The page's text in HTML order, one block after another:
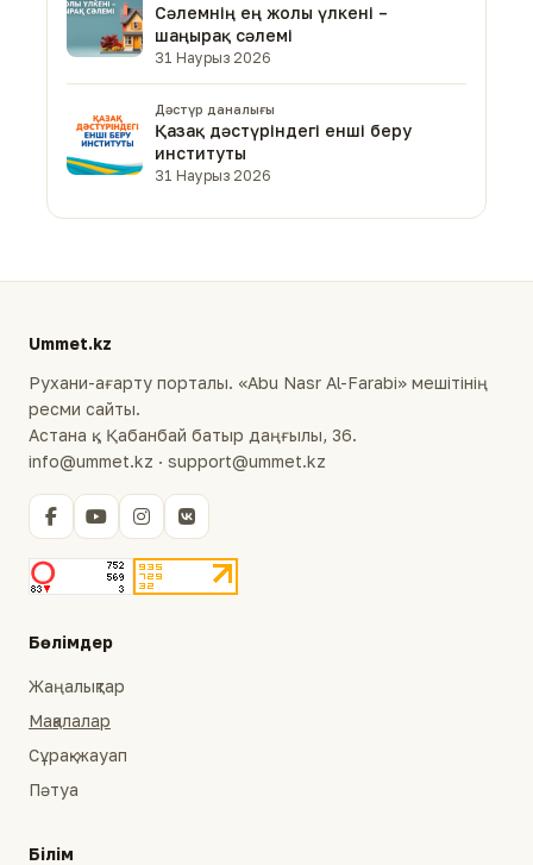
Сәлемнің ең жолы үлкені –
шаңырақ сәлемі
31 Наурыз 2026
Дәстүр даналығы
Қазақ дәстүріндегі енші беру
институты
31 Наурыз 2026
Ummet.kz
Рухани-ағарту порталы. «Abu Nasr Al-Farabi» мешітінің
ресми сайты.
Астана қ., Қабанбай батыр даңғылы, 36.
info@ummet.kz · support@ummet.kz
Бөлімдер
Жаңалықтар
Мақалалар
Сұрақ-жауап
Пәтуа
Білім